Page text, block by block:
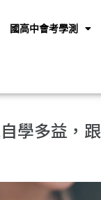
國高中會考學測
學多益，